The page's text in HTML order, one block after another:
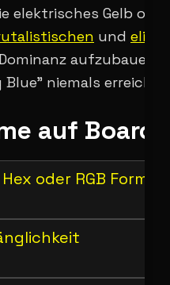
elektrisches Gelb
und
aufzubauen,
niemals
auf
oder RGB Format